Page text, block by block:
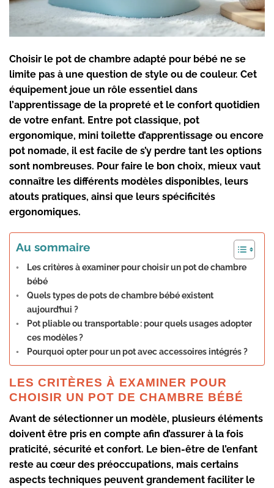
Choisir le pot de chambre adapté pour bébé ne se
limite pas à une question de style ou de couleur. Cet
équipement joue un rôle essentiel dans
l’apprentissage de la propreté et le confort quotidien
de votre enfant. Entre pot classique, pot
ergonomique, mini toilette d’apprentissage ou encore
pot nomade, il est facile de s’y perdre tant les options
sont nombreuses. Pour faire le bon choix, mieux vaut
connaître les différents modèles disponibles, leurs
atouts pratiques, ainsi que leurs spécificités
ergonomiques.
Au sommaire
Les critères à examiner pour choisir un pot de chambre
bébé
Quels types de pots de chambre bébé existent
aujourd’hui ?
Pot pliable ou transportable : pour quels usages adopter
ces modèles ?
Pourquoi opter pour un pot avec accessoires intégrés ?
LES CRITÈRES À EXAMINER POUR
CHOISIR UN POT DE CHAMBRE BÉBÉ
Avant de sélectionner un modèle, plusieurs éléments
doivent être pris en compte afin d’assurer à la fois
praticité, sécurité et confort. Le bien-être de l’enfant
reste au cœur des préoccupations, mais certains
aspects techniques peuvent grandement faciliter le